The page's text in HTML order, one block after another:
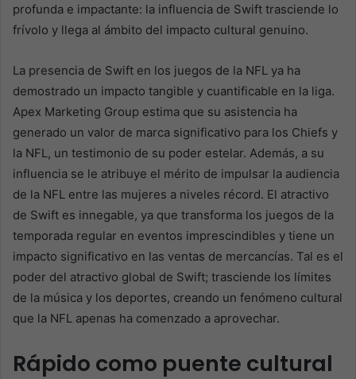
profunda e impactante: la influencia de Swift trasciende lo
frívolo y llega al ámbito del impacto cultural genuino.
La presencia de Swift en los juegos de la NFL ya ha
demostrado un impacto tangible y cuantificable en la liga.
Apex Marketing Group estima que su asistencia ha
generado un valor de marca significativo para los Chiefs y
la NFL, un testimonio de su poder estelar. Además, a su
influencia se le atribuye el mérito de impulsar la audiencia
de la NFL entre las mujeres a niveles récord. El atractivo
de Swift es innegable, ya que transforma los juegos de la
temporada regular en eventos imprescindibles y tiene un
impacto significativo en las ventas de mercancías. Tal es el
poder del atractivo global de Swift; trasciende los límites
de la música y los deportes, creando un fenómeno cultural
que la NFL apenas ha comenzado a aprovechar.
Rápido como puente cultural